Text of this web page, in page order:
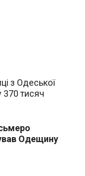
з Одеської
370 тисяч
Одещину